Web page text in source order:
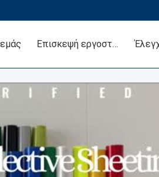
Επισκεψή εργοστασίου